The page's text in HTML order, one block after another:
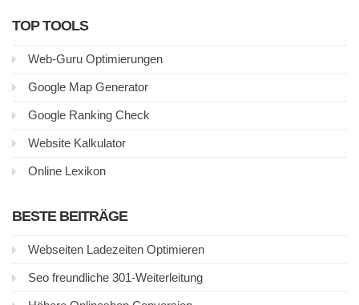
TOP TOOLS
Web-Guru Optimierungen
Google Map Generator
Google Ranking Check
Website Kalkulator
Online Lexikon
BESTE BEITRÄGE
Webseiten Ladezeiten Optimieren
Seo freundliche 301-Weiterleitung